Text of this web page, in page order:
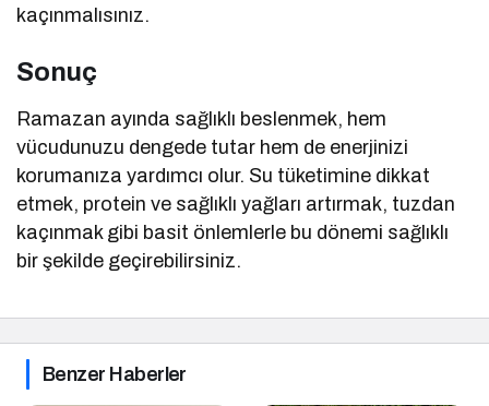
kaçınmalısınız.
Sonuç
Ramazan ayında sağlıklı beslenmek, hem
vücudunuzu dengede tutar hem de enerjinizi
korumanıza yardımcı olur. Su tüketimine dikkat
etmek, protein ve sağlıklı yağları artırmak, tuzdan
kaçınmak gibi basit önlemlerle bu dönemi sağlıklı
bir şekilde geçirebilirsiniz.
Benzer Haberler